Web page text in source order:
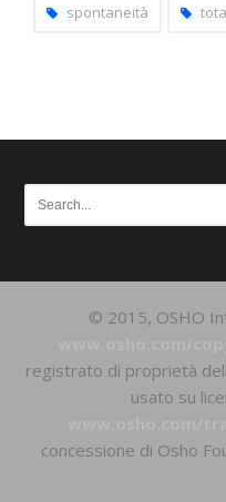
spontaneità
© 2015, OSHO
registrato di proprietà
usato su
concessione di Osho